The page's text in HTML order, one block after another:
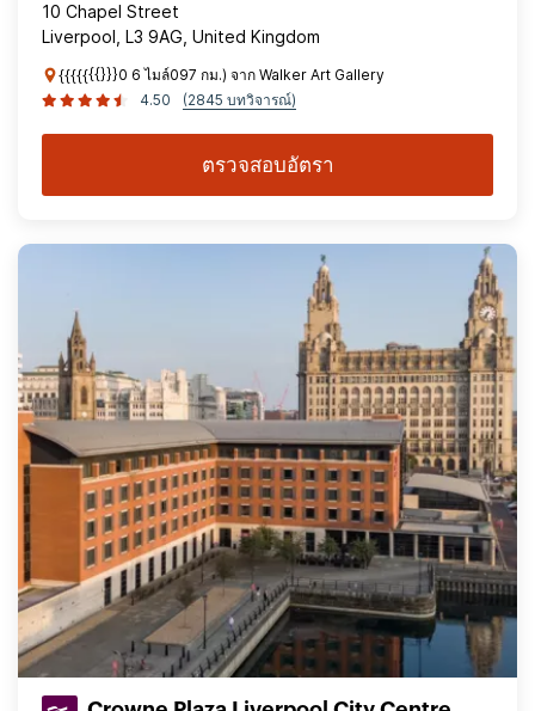
10 Chapel Street
Liverpool, L3 9AG, United Kingdom
{{{{{{{}}}0 6 ไมล์097 กม.) จาก Walker Art Gallery
4.50
(2845 บทวิจารณ์)
ตรวจสอบอัตรา